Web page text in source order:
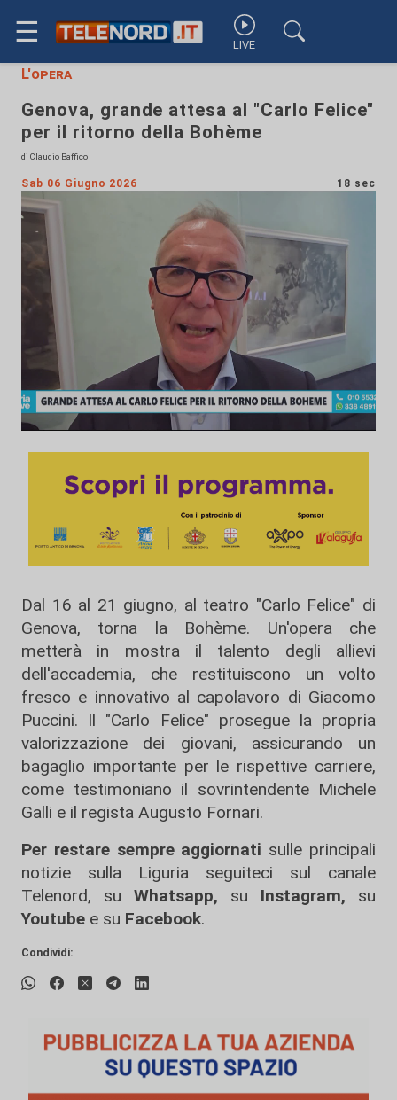
☰ LIVE
L'opera
Genova, grande attesa al "Carlo Felice"
per il ritorno della Bohème
di Claudio Baffico
Sab 06 Giugno 2026 18 sec
Dal 16 al 21 giugno, al teatro "Carlo Felice" di
Genova, torna la Bohème. Un'opera che
metterà in mostra il talento degli allievi
dell'accademia, che restituiscono un volto
fresco e innovativo al capolavoro di Giacomo
Puccini. Il "Carlo Felice" prosegue la propria
valorizzazione dei giovani, assicurando un
bagaglio importante per le rispettive carriere,
come testimoniano il sovrintendente Michele
Galli e il regista Augusto Fornari.
Per restare sempre aggiornati sulle principali
notizie sulla Liguria seguiteci sul canale
Telenord, su
Whatsapp, su Instagram, su
Youtube e su Facebook.
Condividi: